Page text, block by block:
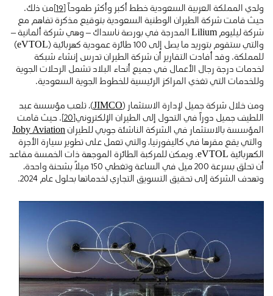
ولدي المملكة العربية السعودية خطط أكبر وأكثر طموحاً[19]
من ذلك.
حيث قامت شركة الطيران الوطنية السعودية بتوقيع مذكرة تفاهم مع
شركة ليليوم Lilium المدرجة في بورصة ناسداك – وهي شركة ألمانية –
والتي ستقوم بتوريد ما يصل إلى 100 طائرة عمودية كهربائية (eVTOL)
للمملكة. وقد أفادت التقارير أن شركة الطيران تدرس إنشاء شبكة
لخدمات درجة رجال الأعمال في جميع أنحاء البلاد تشمل الرحلات الجوية
وللخدمات التي تغذي المراكز الرئيسية للخطوط الجوية السعودية.
ومن خلال شركة جميل لإدارة الاستثمار (JIMCO)، تلعب مؤسسة عبد
اللطيف جميل دوراً في التحول إلى الطيران الإلكتروني[20]
. حيث قامت
المؤسسة بالاستثمار في الشركة الناشئة جوبي للطيرانJoby Aviation
والتي يقع مقرها في كاليفورنيا، والتي تعمل على تطوير سيارة الأجرة
الكهربائية eVTOL. ويمكن للمركبة الطائرة الموجهة ذات الخمسة مقاعد
أن تحلق بسرعة 200 ميل في الساعة وتغطي 150 ميلاً بشحنة واحدة،
وتهدف الشركة إلى تحقيق التسويق التجاري لخدماتها بحلول عام 2024.